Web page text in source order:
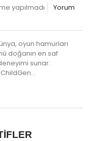
yapılmadı
Yorum
oyun hamurları
doğanın en saf
sunar.